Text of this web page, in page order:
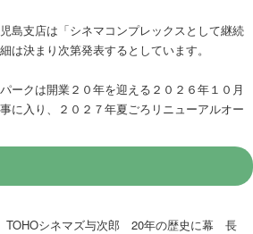
島支店は「シネマコンプレックスとして継続
は決まり次第発表するとしています。
ークは開業２０年を迎える２０２６年１０月
に入り、２０２７年夏ごろリニューアルオー
TOHOシネマズ与次郎 20年の歴史に幕 長